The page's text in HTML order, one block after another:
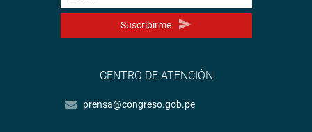
Suscribirme
CENTRO DE ATENCIÓN
prensa@congreso.gob.pe